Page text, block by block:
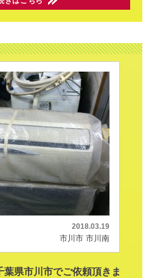
2018.03.19
市川市 市川南
葉県市川市でご依頼頂きま